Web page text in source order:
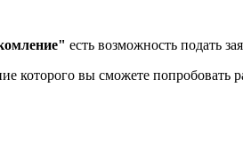
есть возможность подать
которого вы сможете